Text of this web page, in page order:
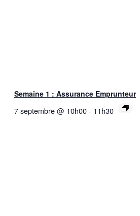
Semaine 1 : Assurance Emprunteur
7 septembre @ 10h00- 11h30